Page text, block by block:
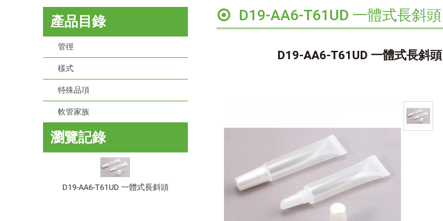
產品目錄
管徑
樣式
特殊品項
軟管家族
瀏覽記錄
D19-AA6-T61UD 一體式長斜頭
D19-AA6-T61UD 一體式長斜頭
D19-AA6-T61UD 一體式長斜頭